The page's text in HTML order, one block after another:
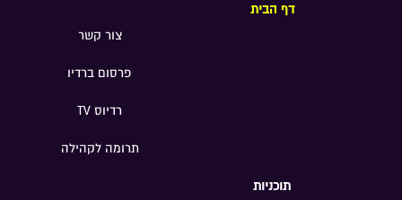
דף הבית
צור קשר
פרסום ברדיו
רדיוס TV
תרומה לקהילה
תוכניות